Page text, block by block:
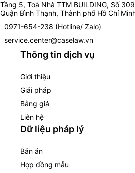
Tầng 5, Toà Nhà TTM BUILDING, Số
Quận Bình Thạnh, Thành phố Hồ Chí
0971-654-238 (Hotline/ Zalo)
service.center@caselaw.vn
Thông tin dịch vụ
Giới thiệu
Giải pháp
Bảng giá
Liên hệ
Dữ liệu pháp lý
Bản án
Hợp đồng mẫu